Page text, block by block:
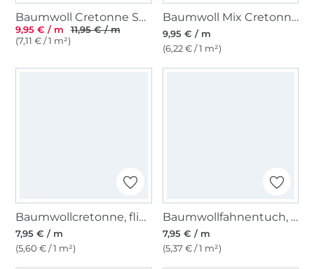
Baumwoll Cretonne Solea, jeansblau
9,95 € / m
11,95 € / m
(7,11 € / 1 m²)
Baumwoll Mix Cretonne Tukan, multicolor
9,95 € / m
(6,22 € / 1 m²)
Baumwollcretonne, flieder
7,95 € / m
(5,60 € / 1 m²)
Baumwollfahnentuch, apricot
7,95 € / m
(5,37 € / 1 m²)